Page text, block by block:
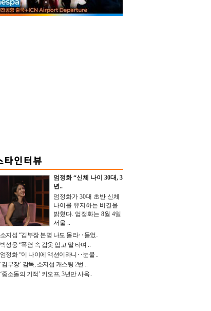
엄정화 “신체 나이 30대, 3
년..
엄정화가 30대 초반 신체
나이를 유지하는 비결을
밝혔다. 엄정화는 8월 4일
서울 ..
소지섭 “김부장 본명 나도 몰라‥들었..
박성웅 “폭염 속 갑옷 입고 말 타며 ..
엄정화 “이 나이에 액션이라니‥눈물 ..
‘김부장’ 감독, 소지섭 캐스팅 2번 ..
‘중소돌의 기적’ 키오프, 3년만 사옥..